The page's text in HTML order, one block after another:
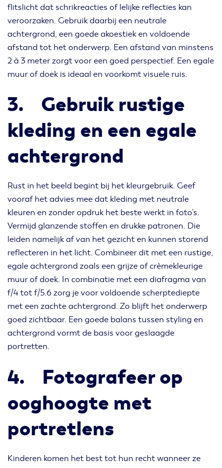
flitslicht dat schrikreacties of lelijke reflecties kan
veroorzaken. Gebruik daarbij een neutrale
achtergrond, een goede akoestiek en voldoende
afstand tot het onderwerp. Een afstand van minstens
2 à 3 meter zorgt voor een goed perspectief. Een egale
muur of doek is ideaal en voorkomt visuele ruis.
3. Gebruik rustige
kleding en een egale
achtergrond
Rust in het beeld begint bij het kleurgebruik. Geef
vooraf het advies mee dat kleding met neutrale
kleuren en zonder opdruk het beste werkt in foto’s.
Vermijd glanzende stoffen en drukke patronen. Die
leiden namelijk af van het gezicht en kunnen storend
reflecteren in het licht. Combineer dit met een rustige,
egale achtergrond zoals een grijze of crèmekleurige
muur of doek. In combinatie met een diafragma van
f/4 tot f/5.6 zorg je voor voldoende scherptediepte
met een zachte achtergrond. Zo blijft het onderwerp
goed zichtbaar. Een goede balans tussen styling en
achtergrond vormt de basis voor geslaagde
portretten.
4. Fotografeer op
ooghoogte met
portretlens
Kinderen komen het best tot hun recht wanneer ze